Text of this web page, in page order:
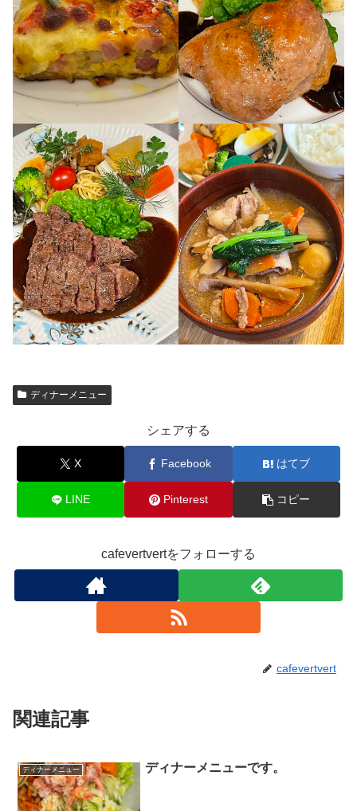
ディナーメニュー
シェアする
X Facebook はてブ
LINE Pinterest コピー
cafevertvertをフォローする
cafevertvert
関連記事
ディナーメニュー ディナーメニューです。